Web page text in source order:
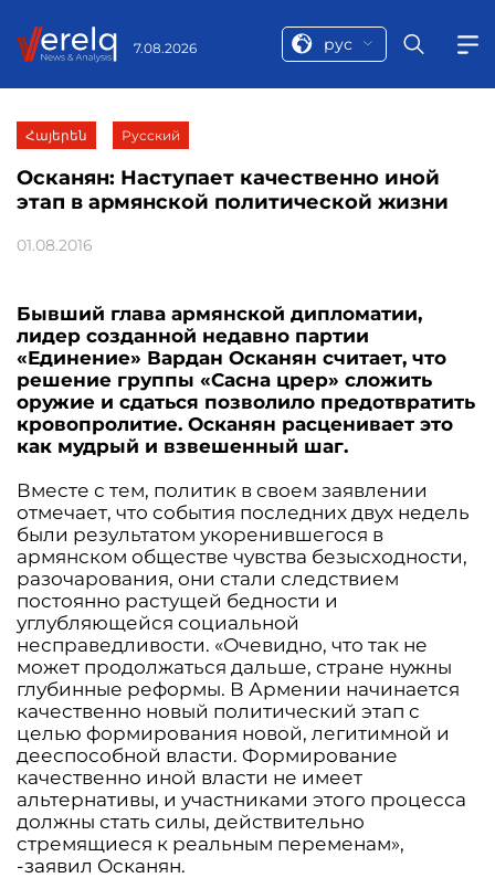
7.08.2026 рус
Հայերեն Русский
Осканян: Наступает качественно иной
этап в армянской политической жизни
01.08.2016
Бывший глава армянской дипломатии,
лидер созданной недавно партии
«Единение» Вардан Осканян считает, что
решение группы «Сасна црер» сложить
оружие и сдаться позволило предотвратить
кровопролитие. Осканян расценивает это
как мудрый и взвешенный шаг.
Вместе с тем, политик в своем заявлении
отмечает, что события последних двух недель
были результатом укоренившегося в
армянском обществе чувства безысходности,
разочарования, они стали следствием
постоянно растущей бедности и
углубляющейся социальной
несправедливости. «Очевидно, что так не
может продолжаться дальше, стране нужны
глубинные реформы. В Армении начинается
качественно новый политический этап с
целью формирования новой, легитимной и
дееспособной власти. Формирование
качественно иной власти не имеет
альтернативы, и участниками этого процесса
должны стать силы, действительно
стремящиеся к реальным переменам»,
-заявил Осканян.